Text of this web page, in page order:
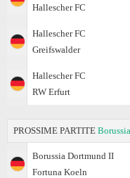
Hallescher FC
Hallescher FC
Greifswalder
Hallescher FC
RW Erfurt
PROSSIME PARTITE
Borussia Dortmund II
Fortuna Koeln